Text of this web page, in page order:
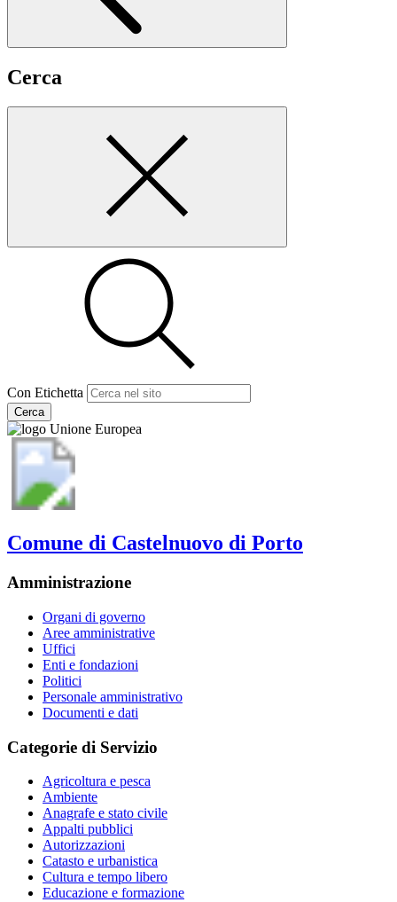
Cerca
Con Etichetta
Cerca
Comune di Castelnuovo di Porto
Amministrazione
Organi di governo
Aree amministrative
Uffici
Enti e fondazioni
Politici
Personale amministrativo
Documenti e dati
Categorie di Servizio
Agricoltura e pesca
Ambiente
Anagrafe e stato civile
Appalti pubblici
Autorizzazioni
Catasto e urbanistica
Cultura e tempo libero
Educazione e formazione